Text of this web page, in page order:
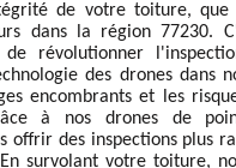
de votre toiture, que
dans la région 77230.
de révolutionner
des drones dans
encombrants et les
à nos drones de
offrir des inspections plus
survolant votre toiture,